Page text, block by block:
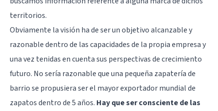
territorios.
Obviamente la visión ha de ser un objetivo alcanzable y
razonable dentro de las capacidades de la propia empresa y
una vez tenidas en cuenta sus perspectivas de crecimiento
futuro. No sería razonable que una pequeña zapatería de
barrio se propusiera ser el mayor exportador mundial de
zapatos dentro de 5 años. Hay que ser consciente de las